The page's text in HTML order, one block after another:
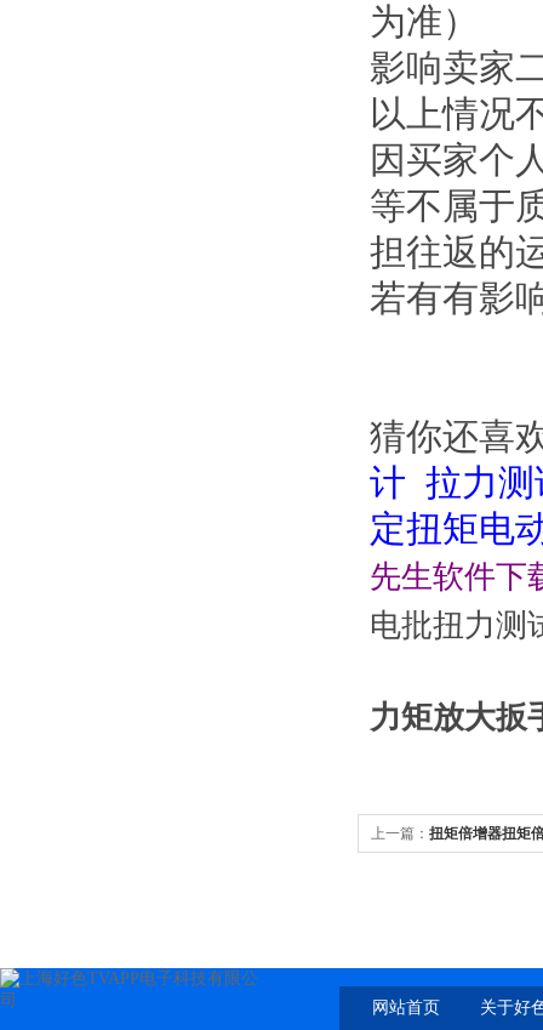
为准）
影响卖家二
以上情况不
因买家个人
等不属于
担往返的运
若有有影响
猜你还喜
计 拉力
定扭矩电
先生软件下
电批扭力
力矩放大扳
上一篇： 扭矩倍增器扭矩
网站首页 关于好